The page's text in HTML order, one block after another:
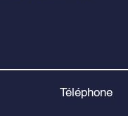
Téléphone